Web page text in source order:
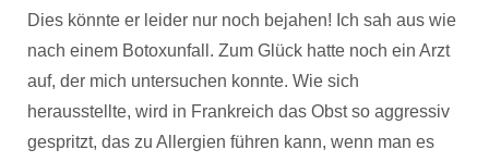
Dies könnte er leider nur noch bejahen! Ich sah aus wie
nach einem Botoxunfall. Zum Glück hatte noch ein Arzt
auf, der mich untersuchen konnte. Wie sich
herausstellte, wird in Frankreich das Obst so aggressiv
gespritzt, das zu Allergien führen kann, wenn man es